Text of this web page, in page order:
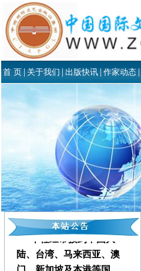
首 页 | 关于我们 | 出版快讯 | 作家动态 |
本社经常接到中国大
陆、台湾、马来西亚、澳
门、新加坡及本港等国